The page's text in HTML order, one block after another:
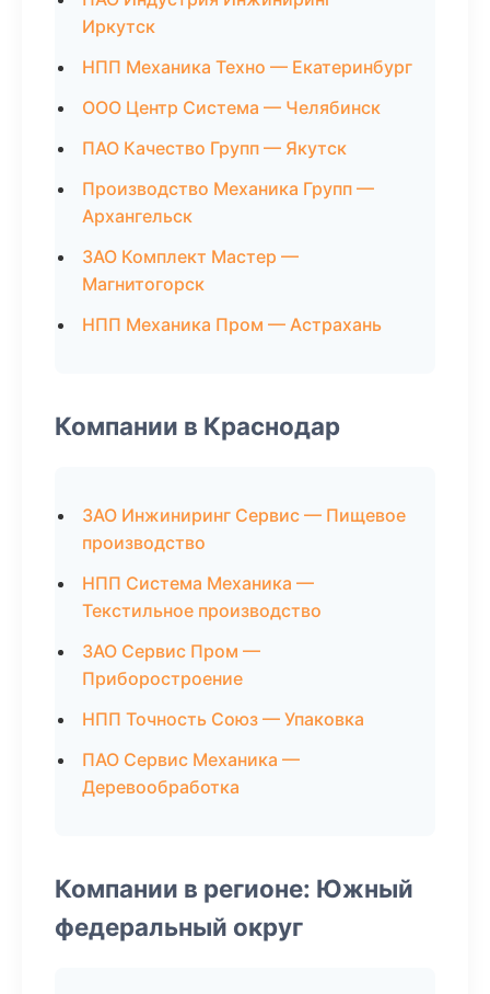
Иркутск
НПП Механика Техно — Екатеринбург
ООО Центр Система — Челябинск
ПАО Качество Групп — Якутск
Производство Механика Групп —
Архангельск
ЗАО Комплект Мастер —
Магнитогорск
НПП Механика Пром — Астрахань
Компании в Краснодар
ЗАО Инжиниринг Сервис — Пищевое
производство
НПП Система Механика —
Текстильное производство
ЗАО Сервис Пром —
Приборостроение
НПП Точность Союз — Упаковка
ПАО Сервис Механика —
Деревообработка
Компании в регионе: Южный
федеральный округ